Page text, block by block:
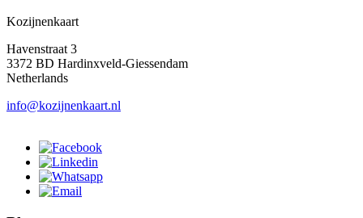
Kozijnenkaart
Havenstraat 3
3372 BD Hardinxveld-Giessendam
Netherlands
info@kozijnenkaart.nl